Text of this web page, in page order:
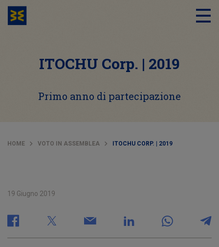
ITOCHU Corp. | 2019
Primo anno di partecipazione
HOME VOTO IN ASSEMBLEA ITOCHU CORP. | 2019
19 Giugno 2019